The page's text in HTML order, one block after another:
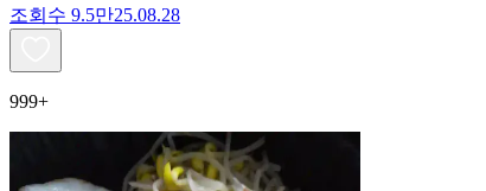
조회수 9.5만25.08.28
999+